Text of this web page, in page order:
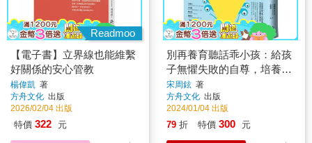
Readmoo
【電子書】立界線也能維繫
好關係的安心管教
楊偉凱 著
方舟文化 出版
2026/02/04 出版
特價 322 元
別再養育聽話乖小孩：給孩
子無懼失敗的自尊，培養有
主見、有鬥志但不執著輸贏
的成熟個體
宋周鉉 著
方舟文化 出版
2024/01/04 出版
79 折 特價 300 元